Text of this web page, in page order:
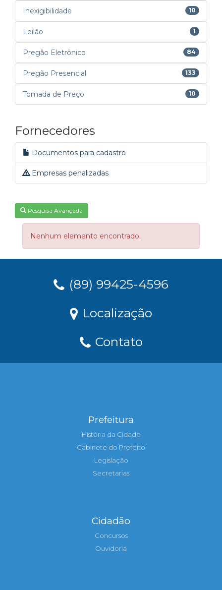
Inexigibilidade 10
Leilão 1
Pregão Eletrônico 84
Pregão Presencial 133
Tomada de Preço 10
Fornecedores
Documentos para cadastro
Empresas penalizadas
Pesquisa Avançada
Nenhum elemento encontrado.
(89) 99425-4596
Localização
Contato
Prefeitura
História da Cidade
Gabinete do Prefeito
Legislação
Secretarias
Cidadão
Concursos
Ouvidoria